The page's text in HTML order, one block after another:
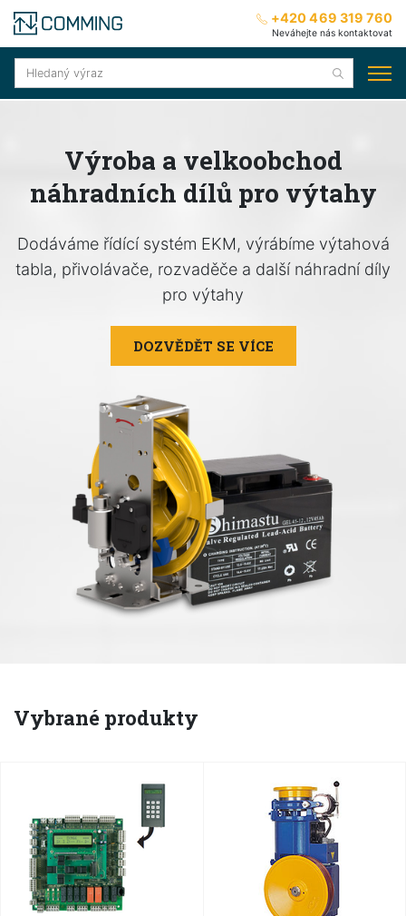
+420 469 319 760
Neváhejte nás kontaktovat
Výroba a velkoobchod
náhradních dílů pro výtahy
Dodáváme řídící systém EKM, výrábíme výtahová
tabla, přivolávače, rozvaděče a další náhradní díly
pro výtahy
DOZVĚDĚT SE VÍCE
Vybrané produkty